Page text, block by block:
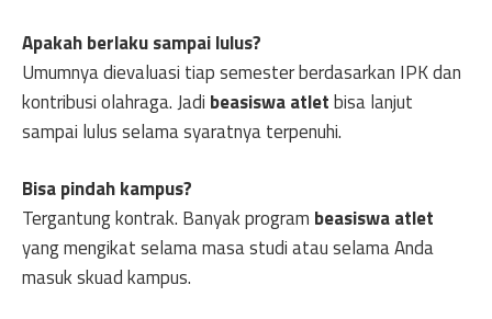
Apakah berlaku sampai lulus?
Umumnya dievaluasi tiap semester berdasarkan IPK dan
kontribusi olahraga. Jadi beasiswa atletbisa lanjut
sampai lulus selama syaratnya terpenuhi.
Bisa pindah kampus?
Tergantung kontrak. Banyak program beasiswa atlet
yang mengikat selama masa studi atau selama Anda
masuk skuad kampus.